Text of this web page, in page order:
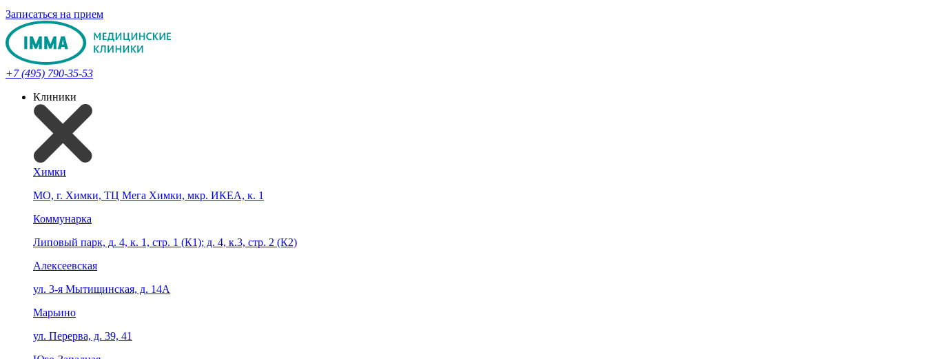
Записаться на прием
+7 (495) 790-35-53
Клиники
Химки
МО, г. Химки, ТЦ Мега Химки, мкр. ИКЕА, к. 1
Коммунарка
Липовый парк, д. 4, к. 1, стр. 1 (К1); д. 4, к.3, стр. 2 (К2)
Алексеевская
ул. 3-я Мытищинская, д. 14А
Марьино
ул. Перерва, д. 39, 41